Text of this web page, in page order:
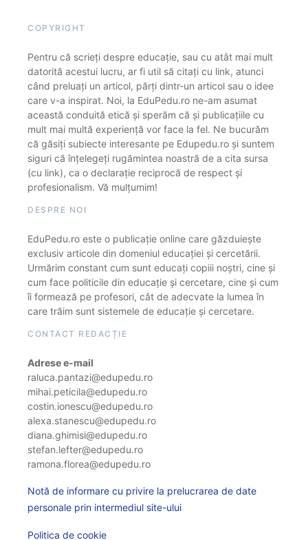
COPYRIGHT
Pentru că scrieți despre educație, sau cu atât mai mult
datorită acestui lucru, ar fi util să citați cu link, atunci
când preluați un articol, părți dintr-un articol sau o idee
care v-a inspirat. Noi, la EduPedu.ro ne-am asumat
această conduită etică și sperăm că și publicațiile cu
mult mai multă experiență vor face la fel. Ne bucurăm
că găsiți subiecte interesante pe Edupedu.ro și suntem
siguri că înțelegeți rugămintea noastră de a cita sursa
(cu link), ca o declarație reciprocă de respect și
profesionalism. Vă mulțumim!
DESPRE NOI
EduPedu.ro este o publicație online care găzduiește
exclusiv articole din domeniul educației și cercetării.
Urmărim constant cum sunt educați copiii noștri, cine și
cum face politicile din educație și cercetare, cine și cum
îi formează pe profesori, cât de adecvate la lumea în
care trăim sunt sistemele de educație și cercetare.
CONTACT REDACȚIE
Adrese e-mail
raluca.pantazi@edupedu.ro
mihai.peticila@edupedu.ro
costin.ionescu@edupedu.ro
alexa.stanescu@edupedu.ro
diana.ghimisi@edupedu.ro
stefan.lefter@edupedu.ro
ramona.florea@edupedu.ro
Notă de informare cu privire la prelucrarea de date
personale prin intermediul site-ului
Politica de cookie